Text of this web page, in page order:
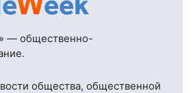
— общественно-
общества, общественной